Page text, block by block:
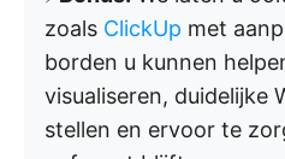
zoals ClickUp met
borden u kunnen
visualiseren, duidelijke
stellen en ervoor te